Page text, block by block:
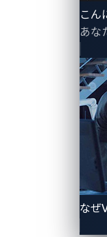
こん
あな
なぜ
について検討しま
UWBプ
UWB（超広帯域
る無線通信技術
れます。
帯域信号を使用
でデータを送信
は特に精度とセ